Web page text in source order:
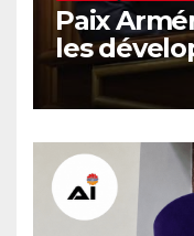
Paix
les
signature